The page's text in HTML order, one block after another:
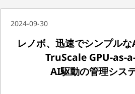
2024-09-30
レノボ、迅速でシンプル
TruScale GPU-as-
AI駆動の管理シス